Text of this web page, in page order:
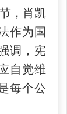
，肖凯
作为国
调，宪
自觉维
每个公